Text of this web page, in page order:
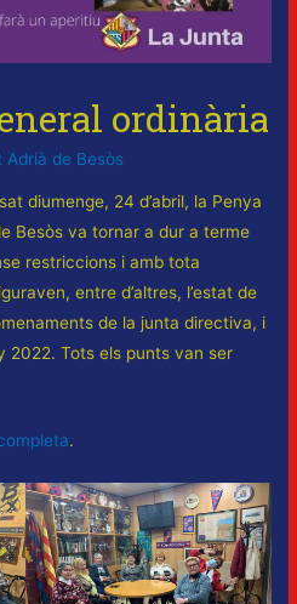
ordinària
Adrià de Besòs
diumenge, 24 d’abril, la Penya
Besòs va tornar a dur a terme
restriccions i amb tota
entre d’altres, l’estat de
de la junta directiva, i
2022. Tots els punts van ser
.